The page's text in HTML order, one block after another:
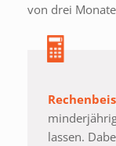
von drei
lassen.